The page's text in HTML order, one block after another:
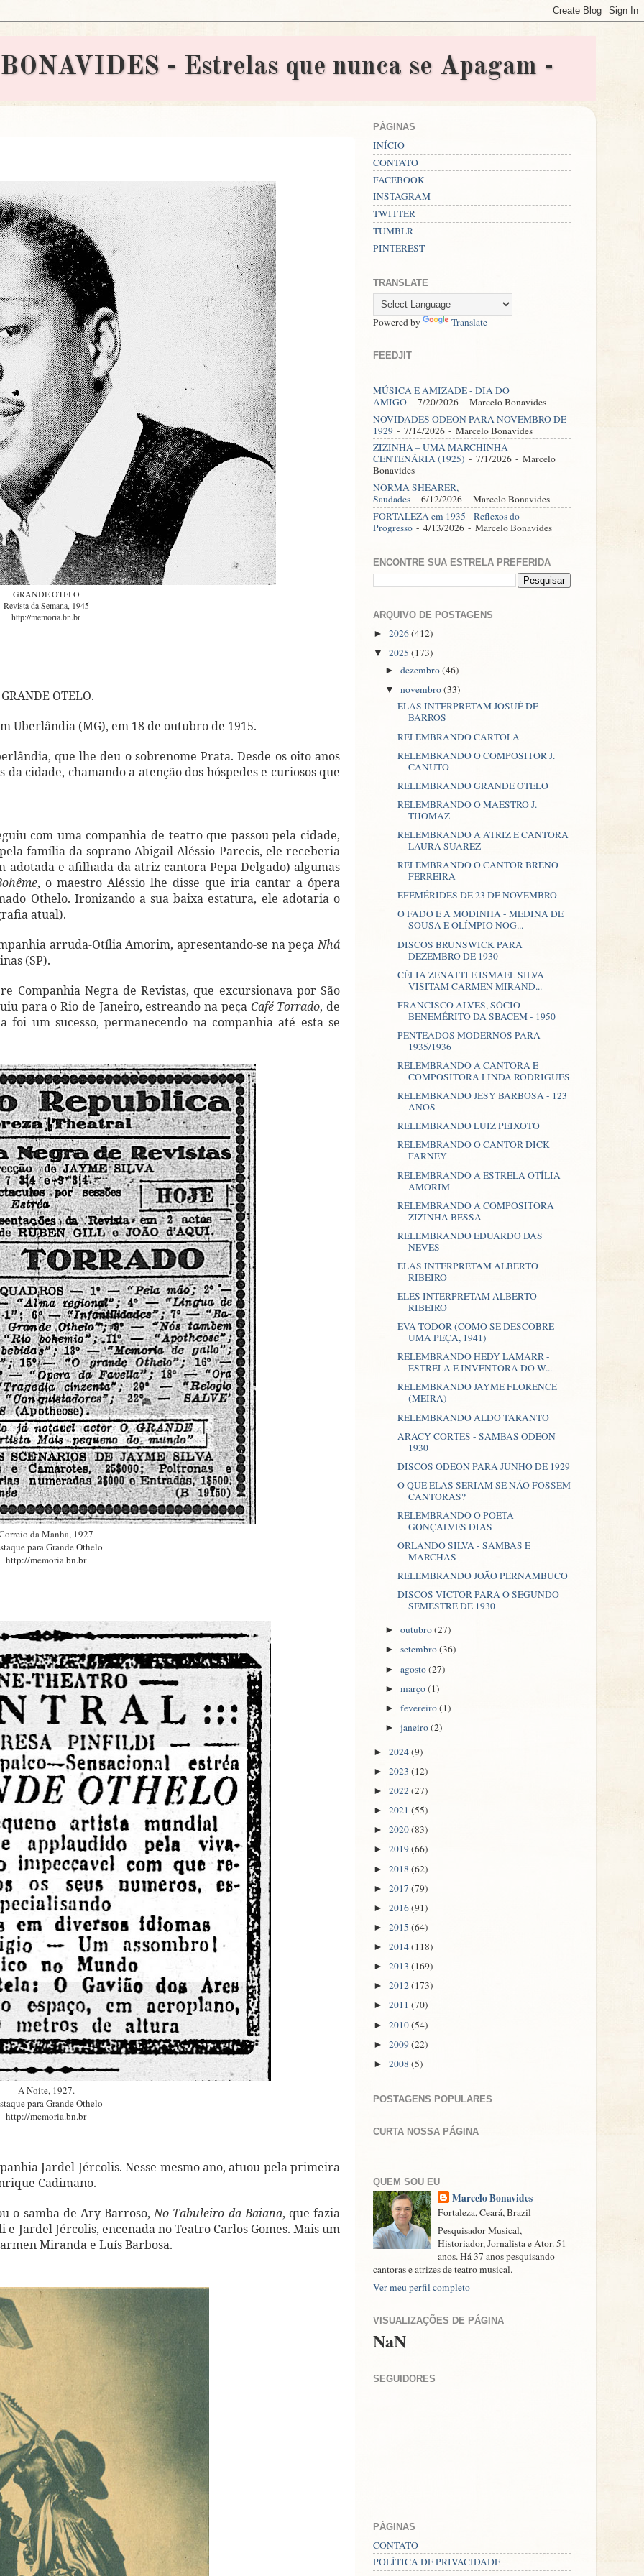
- Estrelas que nunca se Apagam -
GRANDE OTELO
Revista da Semana, 1945
http://memoria.bn.br
OTELO.
Uberlândia (MG), em 18 de outubro de 1915.
que lhe deu o sobrenome Prata. Desde os oito anos
cidade, chamando a atenção dos hóspedes e curiosos que
com uma companhia de teatro que passou pela cidade,
família da soprano Abigail Aléssio Parecis, ele receberia
e afilhada da atriz-cantora Pepa Delgado) algumas
, o maestro Aléssio lhe disse que iria cantar a ópera
Othelo. Ironizando a sua baixa estatura, ele adotaria o
atual).
arruda-Otília Amorim, apresentando-se na peçaNhá
(SP).
Companhia Negra de Revistas, que excursionava por São
para o Rio de Janeiro, estreando na peça Café Torrado, de
foi um sucesso, permanecendo na companhia até esta se
da Manhã, 1927
para Grande Othelo
http://memoria.bn.br
A Noite, 1927.
para Grande Othelo
http://memoria.bn.br
Jardel Jércolis. Nesse mesmo ano, atuou pela primeira
Cadimano.
o samba de Ary Barroso,No Tabuleiro da Baiana, que fazia
e Jardel Jércolis, encenada no Teatro Carlos Gomes. Mais um
Miranda e Luís Barbosa.
PÁGINAS
INÍCIO
CONTATO
FACEBOOK
INSTAGRAM
TWITTER
TUMBLR
PINTEREST
TRANSLATE
Powered by Translate
FEEDJIT
MÚSICA E AMIZADE - DIA DO
AMIGO - 7/20/2026 - Marcelo Bonavides
NOVIDADES ODEON PARA NOVEMBRO DE
1929 - 7/14/2026 - Marcelo Bonavides
ZIZINHA – UMA MARCHINHA
CENTENÁRIA (1925) - 7/1/2026 - Marcelo
Bonavides
NORMA SHEARER,
Saudades - 6/12/2026 - Marcelo Bonavides
FORTALEZA em 1935 - Reflexos do
Progresso - 4/13/2026 - Marcelo Bonavides
ENCONTRE SUA ESTRELA PREFERIDA
ARQUIVO DE POSTAGENS
► 2026(412)
▼ 2025 (173)
►dezembro(46)
▼novembro(33)
ELAS INTERPRETAM JOSUÉ DE
BARROS
RELEMBRANDO CARTOLA
RELEMBRANDO O COMPOSITOR J.
CANUTO
RELEMBRANDO GRANDE OTELO
RELEMBRANDO O MAESTRO J.
THOMAZ
RELEMBRANDO A ATRIZ E CANTORA
LAURA SUAREZ
RELEMBRANDO O CANTOR BRENO
FERREIRA
EFEMÉRIDES DE 23 DE NOVEMBRO
O FADO E A MODINHA - MEDINA DE
SOUSA E OLÍMPIO NOG...
DISCOS BRUNSWICK PARA
DEZEMBRO DE 1930
CÉLIA ZENATTI E ISMAEL SILVA
VISITAM CARMEN MIRAND...
FRANCISCO ALVES, SÓCIO
BENEMÉRITO DA SBACEM - 1950
PENTEADOS MODERNOS PARA
1935/1936
RELEMBRANDO A CANTORA E
COMPOSITORA LINDA RODRIGUES
RELEMBRANDO JESY BARBOSA - 123
ANOS
RELEMBRANDO LUIZ PEIXOTO
RELEMBRANDO O CANTOR DICK
FARNEY
RELEMBRANDO A ESTRELA OTÍLIA
AMORIM
RELEMBRANDO A COMPOSITORA
ZIZINHA BESSA
RELEMBRANDO EDUARDO DAS
NEVES
ELAS INTERPRETAM ALBERTO
RIBEIRO
ELES INTERPRETAM ALBERTO
RIBEIRO
EVA TODOR (COMO SE DESCOBRE
UMA PEÇA, 1941)
RELEMBRANDO HEDY LAMARR -
ESTRELA E INVENTORA DO W...
RELEMBRANDO JAYME FLORENCE
(MEIRA)
RELEMBRANDO ALDO TARANTO
ARACY CÔRTES - SAMBAS ODEON
1930
DISCOS ODEON PARA JUNHO DE 1929
O QUE ELAS SERIAM SE NÃO FOSSEM
CANTORAS?
RELEMBRANDO O POETA
GONÇALVES DIAS
ORLANDO SILVA - SAMBAS E
MARCHAS
RELEMBRANDO JOÃO PERNAMBUCO
DISCOS VICTOR PARA O SEGUNDO
SEMESTRE DE 1930
►outubro(27)
►setembro(36)
►agosto(27)
►março(1)
►fevereiro(1)
►janeiro(2)
► 2024(9)
► 2023 (12)
► 2022(27)
► 2021 (55)
► 2020(83)
► 2019(66)
► 2018 (62)
► 2017 (79)
► 2016(91)
► 2015 (64)
► 2014(118)
► 2013 (169)
► 2012(173)
► 2011 (70)
► 2010(54)
► 2009(22)
► 2008 (5)
POSTAGENS POPULARES
CURTA NOSSA PÁGINA
QUEM SOU EU
Marcelo Bonavides
Fortaleza, Ceará, Brazil
Pesquisador Musical,
Historiador, Jornalista e Ator. 51
anos. Há 37 anos pesquisando
cantoras e atrizes de teatro musical.
Ver meu perfil completo
VISUALIZAÇÕES DE PÁGINA
NaN
SEGUIDORES
PÁGINAS
CONTATO
POLÍTICA DE PRIVACIDADE